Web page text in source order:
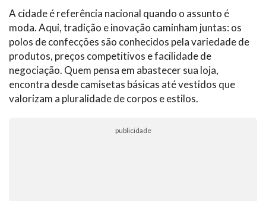
A cidade é referência nacional quando o assunto é
moda. Aqui, tradição e inovação caminham juntas: os
polos de confecções são conhecidos pela variedade de
produtos, preços competitivos e facilidade de
negociação. Quem pensa em abastecer sua loja,
encontra desde camisetas básicas até vestidos que
valorizam a pluralidade de corpos e estilos.
publicidade